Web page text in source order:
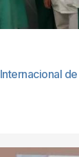
de